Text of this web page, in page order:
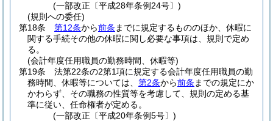
(一部改正〔平成28年条例24号〕)
(規則への委任)
第18条
第12条から前条 までに規定するもののほか、休暇に
関する手続その他の休暇に関し必要な事項は、規則で定め
る。
(会計年度任用職員の勤務時間、休暇等)
第19条
法第22条の2第1項に規定する会計年度任用職員の勤
務時間、休暇等については、 第2条から前条 までの規定にか
かわらず、その職務の性質等を考慮して、規則の定める基
準に従い、任命権者が定める。
(一部改正〔平成20年条例5号〕)